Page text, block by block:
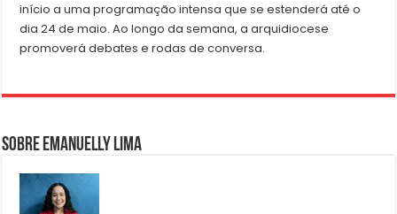
início a uma programação intensa que se estenderá até o
dia 24 de maio. Ao longo da semana, a arquidiocese
promoverá debates e rodas de conversa.
Sobre Emanuelly Lima